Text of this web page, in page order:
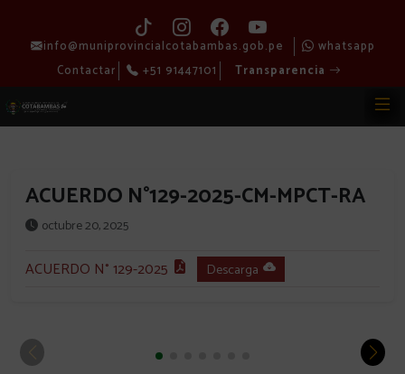
info@muniprovincialcotabambas.gob.pe
whatsapp
Contactar
+51 91447101 Transparencia
ACUERDO N°129-2025-CM-MPCT-RA
octubre 20, 2025
ACUERDO N° 129-2025 Descarga